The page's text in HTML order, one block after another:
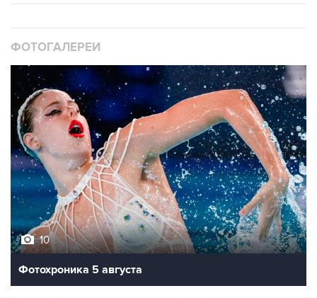
10
Фотохроника 5 августа